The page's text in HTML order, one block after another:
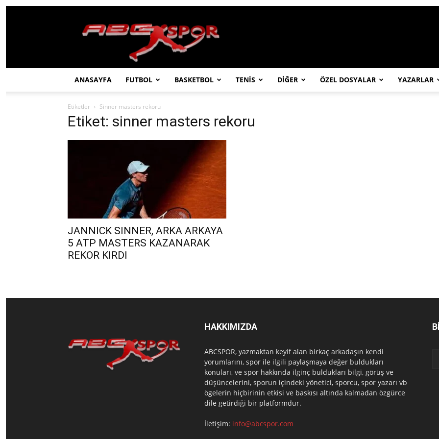
ABC
SPOR
ANASAYFA FUTBOL BASKETBOL TENİS DİĞER ÖZEL DOSYALAR YAZARLAR
Etiketler Sinner masters rekoru
Etiket: sinner masters rekoru
JANNICK SINNER, ARKA ARKAYA
5 ATP MASTERS KAZANARAK
REKOR KIRDI
HAKKIMIZDA
ABCSPOR, yazmaktan keyif alan birkaç arkadaşın kendi
yorumlarını, spor ile ilgili paylaşmaya değer buldukları
konuları, ve spor hakkında ilginç buldukları bilgi, görüş ve
düşüncelerini, sporun içindeki yönetici, sporcu, spor yazarı vb
ögelerin hiçbirinin etkisi ve baskısı altında kalmadan özgürce
dile getirdiği bir platformdur.
İletişim: info@abcspor.com